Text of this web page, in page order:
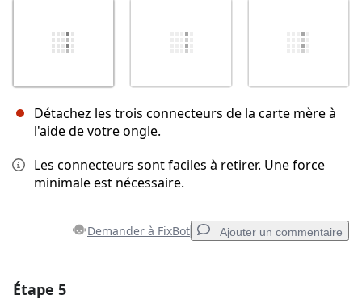
Détachez les trois connecteurs de la carte mère à
l'aide de votre ongle.
Les connecteurs sont faciles à retirer. Une force
minimale est nécessaire.
Demander à FixBot Ajouter un commentaire
Étape 5